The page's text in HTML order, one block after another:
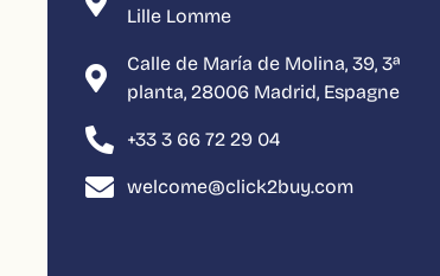
Lille Lomme
Calle de María de Molina, 39, 3ª
planta, 28006 Madrid, Espagne
+33 3 66 72 29 04
welcome@click2buy.com